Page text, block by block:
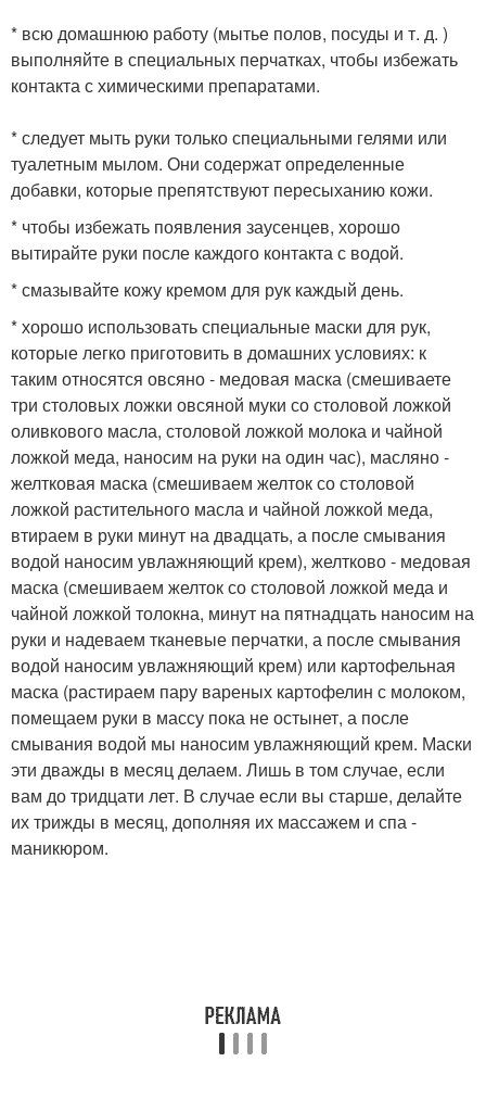
* всю домашнюю работу (мытье полов, посуды и т. д. )
выполняйте в специальных перчатках, чтобы избежать
контакта с химическими препаратами.
* следует мыть руки только специальными гелями или
туалетным мылом. Они содержат определенные
добавки, которые препятствуют пересыханию кожи.
* чтобы избежать появления заусенцев, хорошо
вытирайте руки после каждого контакта с водой.
* смазывайте кожу кремом для рук каждый день.
* хорошо использовать специальные маски для рук,
которые легко приготовить в домашних условиях: к
таким относятся овсяно - медовая маска (смешиваете
три столовых ложки овсяной муки со столовой ложкой
оливкового масла, столовой ложкой молока и чайной
ложкой меда, наносим на руки на один час), масляно -
желтковая маска (смешиваем желток со столовой
ложкой растительного масла и чайной ложкой меда,
втираем в руки минут на двадцать, а после смывания
водой наносим увлажняющий крем), желтково - медовая
маска (смешиваем желток со столовой ложкой меда и
чайной ложкой толокна, минут на пятнадцать наносим на
руки и надеваем тканевые перчатки, а после смывания
водой наносим увлажняющий крем) или картофельная
маска (растираем пару вареных картофелин с молоком,
помещаем руки в массу пока не остынет, а после
смывания водой мы наносим увлажняющий крем. Маски
эти дважды в месяц делаем. Лишь в том случае, если
вам до тридцати лет. В случае если вы старше, делайте
их трижды в месяц, дополняя их массажем и спа -
маникюром.